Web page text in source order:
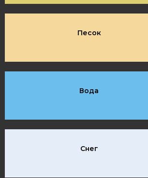
Песок
Вода
Снег